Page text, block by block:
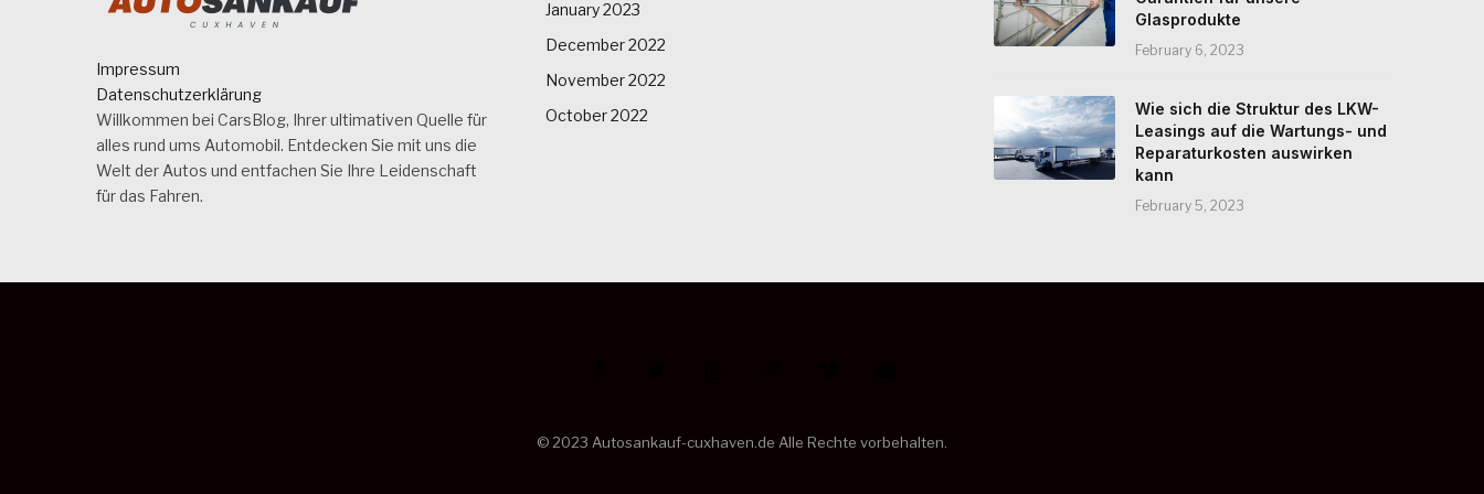
Impressum
Datenschutzerklärung
Willkommen bei CarsBlog, Ihrer ultimativen Quelle für
alles rund ums Automobil. Entdecken Sie mit uns die
Welt der Autos und entfachen Sie Ihre Leidenschaft
für das Fahren.
January 2023
December 2022
November 2022
October 2022
Glasprodukte
February 6, 2023
Wie sich die Struktur des LKW-
Leasings auf die Wartungs- und
Reparaturkosten auswirken
kann
February 5, 2023
©️ 2023 Autosankauf-cuxhaven.de Alle Rechte vorbehalten.